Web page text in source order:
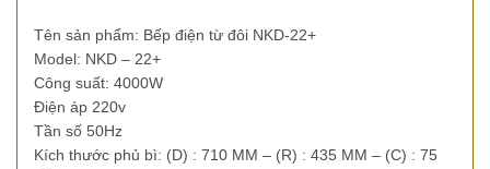
Tên sản phẩm: Bếp điện từ đôi NKD-22+
Model: NKD – 22+
Công suất: 4000W
Điện áp 220v
Tần số 50Hz
Kích thước phủ bì: (D) : 710 MM – (R) : 435 MM – (C) : 75